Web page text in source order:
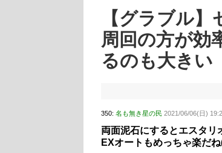
【グラブル
周回の方が効
るのも大きい
350: 名も無き星の民 2021/06/06(日)
両面泥石にするとエスタリ
EXオートもめっちゃ楽だ